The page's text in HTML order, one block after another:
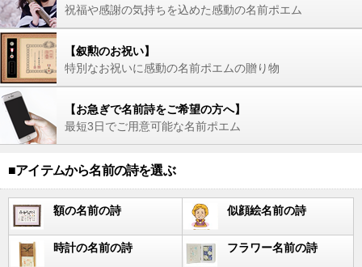
祝福や感謝の気持ちを込めた感動の名前ポエム
【叙勲のお祝い】
特別なお祝いに感動の名前ポエムの贈り物
【お急ぎで名前詩をご希望の方へ】
最短3日でご用意可能な名前ポエム
■アイテムから名前の詩を選ぶ
額の名前の詩 似顔絵名前の詩
時計の名前の詩 フラワー名前の詩